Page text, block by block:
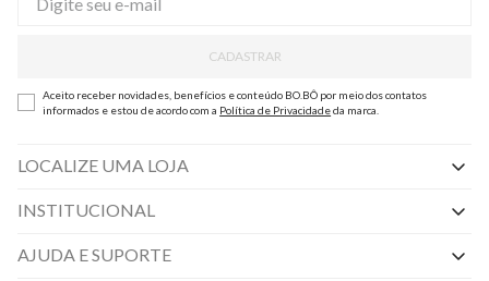
CADASTRAR
Aceito receber novidades, benefícios e conteúdo BO.BÔ por meio dos contatos
informados e estou de acordo com a Política de Privacidadeda marca.
LOCALIZE UMA LOJA
INSTITUCIONAL
Nossas Lojas
AJUDA E SUPORTE